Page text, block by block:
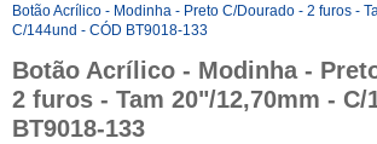
Botão Acrílico - Modinha - Preto C/Dourado - 2 furos -
C/144und - CÓD BT9018-133
Botão Acrílico - Modinha -
2 furos - Tam 20"/12,70mm - C/
BT9018-133